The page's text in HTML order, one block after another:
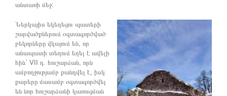
անտառի մեջ:
Ներկայիս եկեղեցու պատերի
շարվածքներում օգտագործված
բեկորները վկայում են, որ
անապատի տեղում եղել է ավելի
հին` VII դ. հուշարձան, որն
ամբողջությամբ քանդվել է, իսկ
քարերը մասամբ օգտագործվել
են նոր հուշարձանի կառուցման